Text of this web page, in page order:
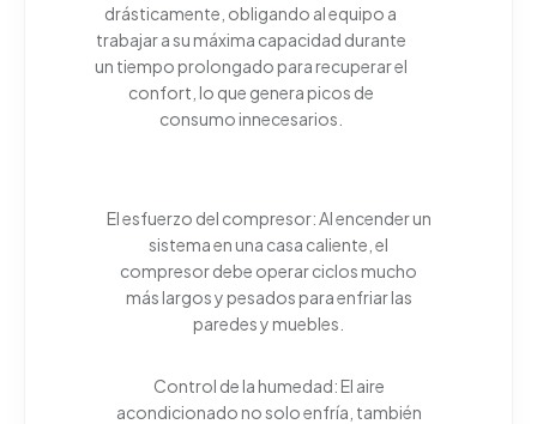
drásticamente, obligando al equipo a
trabajar a su máxima capacidad durante
un tiempo prolongado para recuperar el
confort, lo que genera picos de
consumo innecesarios.
El esfuerzo del compresor: Al encender un
sistema en una casa caliente, el
compresor debe operar ciclos mucho
más largos y pesados para enfriar las
paredes y muebles.
Control de la humedad: El aire
acondicionado no solo enfría, también